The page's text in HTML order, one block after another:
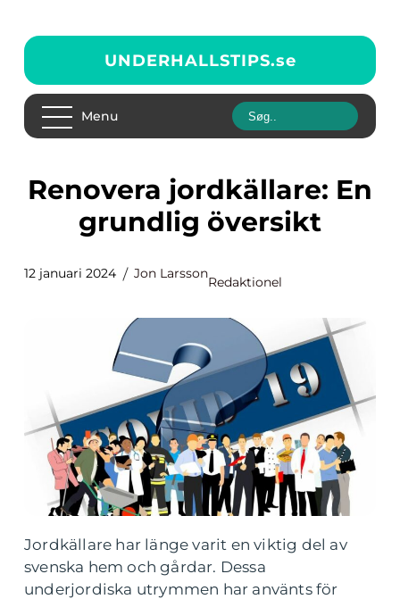
UNDERHALLSTIPS.se
Menu
Renovera jordkällare: En
grundlig översikt
12 januari 2024 Jon Larsson
Redaktionel
Jordkällare har länge varit en viktig del av
svenska hem och gårdar. Dessa
underjordiska utrymmen har använts för